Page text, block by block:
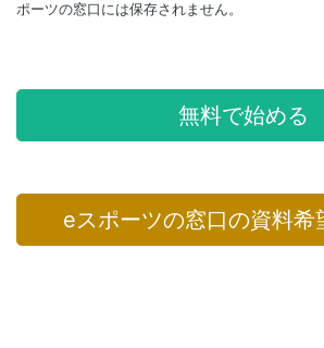
ポーツの窓口には保存されません。
無料で始める
eスポーツの窓口の資料希